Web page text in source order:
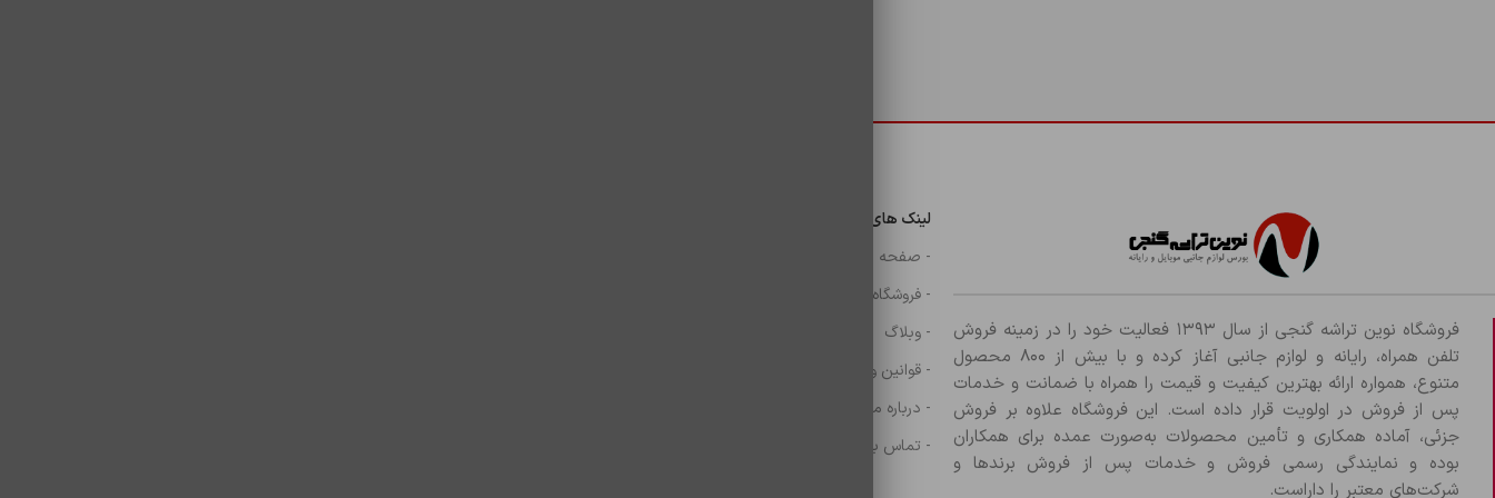
فروشگاه نوین تراشه گنجی از سال ۱۳۹۳ فعالیت خود را در زمینه فروش
تلفن همراه، رایانه و لوازم جانبی آغاز کرده و با بیش از ۸۰۰ محصول
متنوع، همواره ارائه بهترین کیفیت و قیمت را همراه با ضمانت و خدمات
پس از فروش در اولویت قرار داده است. این فروشگاه علاوه بر فروش
جزئی، آماده همکاری و تأمین محصولات به‌صورت عمده برای همکاران
بوده و نمایندگی رسمی فروش و خدمات پس از فروش برندها و
شرکت‌های معتبر را داراست.
لینک های مهم
- صفحه اصلی
- فروشگاه
- وبلاگ
- قوانین و مقررات
- درباره ما
- تماس با ما